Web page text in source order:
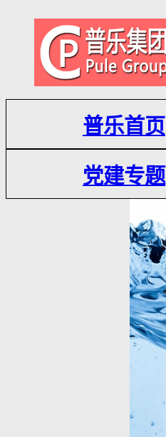
普乐首页
党建专题